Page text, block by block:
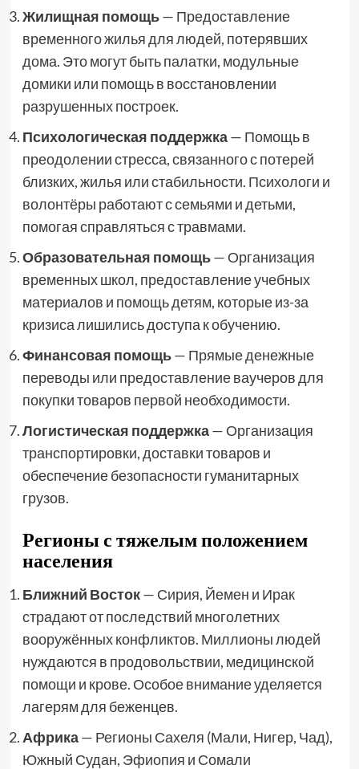
Жилищная помощь— Предоставление
временного жилья для людей, потерявших
дома. Это могут быть палатки, модульные
домики или помощь в восстановлении
разрушенных построек.
Психологическая поддержка— Помощь в
преодолении стресса, связанного с потерей
близких, жилья или стабильности. Психологи и
волонтёры работают с семьями и детьми,
помогая справляться с травмами.
Образовательная помощь— Организация
временных школ, предоставление учебных
материалов и помощь детям, которые из-за
кризиса лишились доступа к обучению.
Финансовая помощь— Прямые денежные
переводы или предоставление ваучеров для
покупки товаров первой необходимости.
Логистическая поддержка— Организация
транспортировки, доставки товаров и
обеспечение безопасности гуманитарных
грузов.
Регионы с тяжелым положением
населения
Ближний Восток— Сирия, Йемен и Ирак
страдают от последствий многолетних
вооружённых конфликтов. Миллионы людей
нуждаются в продовольствии, медицинской
помощи и крове. Особое внимание уделяется
лагерям для беженцев.
Африка— Регионы Сахеля (Мали, Нигер, Чад),
Южный Судан, Эфиопия и Сомали